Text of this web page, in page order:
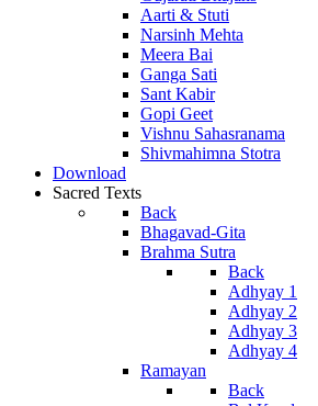
Aarti & Stuti
Narsinh Mehta
Meera Bai
Ganga Sati
Sant Kabir
Gopi Geet
Vishnu Sahasranama
Shivmahimna Stotra
Download
Sacred Texts
Back
Bhagavad-Gita
Brahma Sutra
Back
Adhyay 1
Adhyay 2
Adhyay 3
Adhyay 4
Ramayan
Back